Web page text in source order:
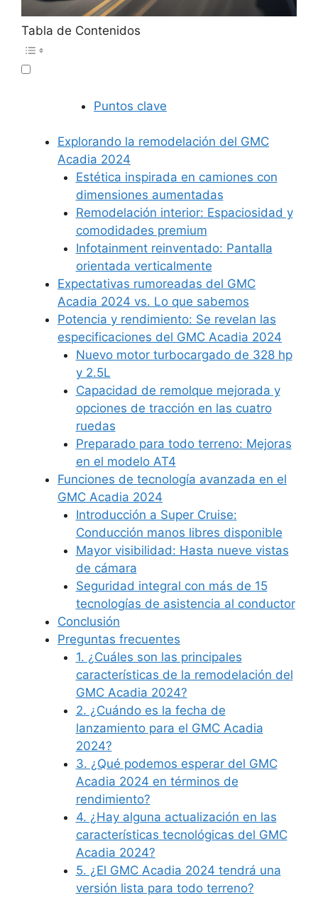
Tabla de Contenidos
Puntos clave
Explorando la remodelación del GMC
Acadia 2024
Estética inspirada en camiones con
dimensiones aumentadas
Remodelación interior: Espaciosidad y
comodidades premium
Infotainment reinventado: Pantalla
orientada verticalmente
Expectativas rumoreadas del GMC
Acadia 2024 vs. Lo que sabemos
Potencia y rendimiento: Se revelan las
especificaciones del GMC Acadia 2024
Nuevo motor turbocargado de 328 hp
y 2.5L
Capacidad de remolque mejorada y
opciones de tracción en las cuatro
ruedas
Preparado para todo terreno: Mejoras
en el modelo AT4
Funciones de tecnología avanzada en el
GMC Acadia 2024
Introducción a Super Cruise:
Conducción manos libres disponible
Mayor visibilidad: Hasta nueve vistas
de cámara
Seguridad integral con más de 15
tecnologías de asistencia al conductor
Conclusión
Preguntas frecuentes
1. ¿Cuáles son las principales
características de la remodelación del
GMC Acadia 2024?
2. ¿Cuándo es la fecha de
lanzamiento para el GMC Acadia
2024?
3. ¿Qué podemos esperar del GMC
Acadia 2024 en términos de
rendimiento?
4. ¿Hay alguna actualización en las
características tecnológicas del GMC
Acadia 2024?
5. ¿El GMC Acadia 2024 tendrá una
versión lista para todo terreno?